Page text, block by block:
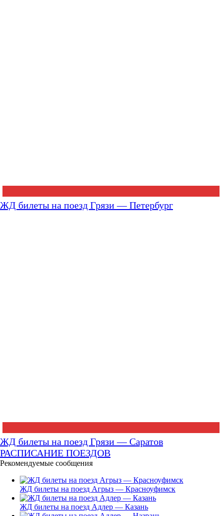
ЖД билеты на поезд Грязи — Петербург
ЖД билеты на поезд Грязи — Саратов
РАСПИСАНИЕ ПОЕЗДОВ
Рекомендуемые сообщения
ЖД билеты на поезд Агрыз — Красноуфимск
ЖД билеты на поезд Адлер — Казань